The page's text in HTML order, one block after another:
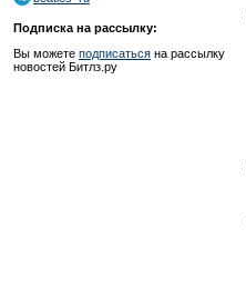
Подписка на рассылку:
Вы можете подписаться на рассылку
новостей Битлз.ру